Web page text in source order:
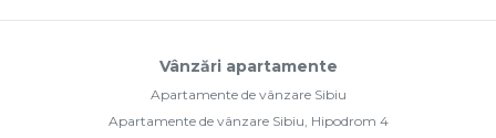
Vânzări apartamente
Apartamente de vânzare Sibiu
Apartamente de vânzare Sibiu, Hipodrom 4